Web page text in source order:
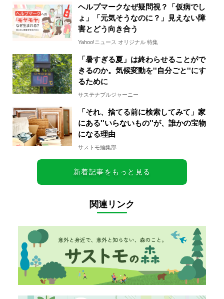
ヘルプマークなぜ疑問視？「仮病でし
ょ」「元気そうなのに？」見えない障
害とどう向き合う
Yahoo!ニュース オリジナル 特集
「暑すぎる夏」は終わらせることがで
きるのか。気候変動を''自分ごと''にす
るために
サステナブルジャーニー
「それ、捨てる前に検索してみて」家
にある''いらないもの''が、誰かの宝物
になる理由
サストモ編集部
新着記事をもっと見る
関連リンク